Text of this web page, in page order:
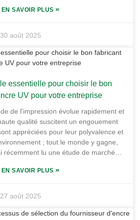
durablement.
usine est située en plein cœur de la
à Yonghu Town, district de Huiyang,
Cet emplacement stratégique
un environnement exceptionnel,
ultra-fluide grâce à de bonnes
pour tirer le meilleur parti de l'encre
: des solutions qui vous aideront à
Suivez-nous pour découvrir des
pratiques qui pourraient révolutionner
d'impression !
EN SAVOIR PLUS »
30 août 2025
essentielle pour choisir le bon
UV pour votre entreprise
de l'impression évolue rapidement et
qualité suscitent un engouement
appréciées pour leur polyvalence et
; tout le monde y gagne,
récemment lu une étude de marché
% de TCAC entre 2021 et 2026. Une
se lancer dans ce secteur. Des
Guangdong Shunfeng Ink Co., Ltd.,
de chimie fine de Honghai, à
EN SAVOIR PLUS »
27 août 2025